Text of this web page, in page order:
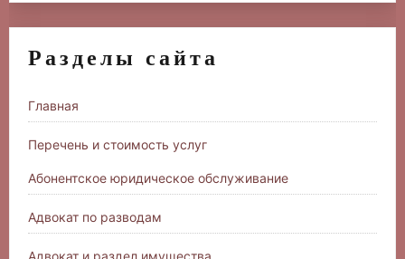
Разделы сайта
Главная
Перечень и стоимость услуг
Абонентское юридическое обслуживание
Адвокат по разводам
Адвокат и раздел имущества